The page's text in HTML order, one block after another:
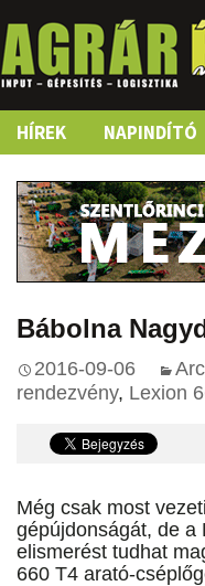
Skip
content
HÍREK NAPINDÍTÓ
Bábolna
2016-09-06
rendezvény, Lexion
Még csak most
gépújdonságát, de a
elismerést tudhat
660 T4 arató-